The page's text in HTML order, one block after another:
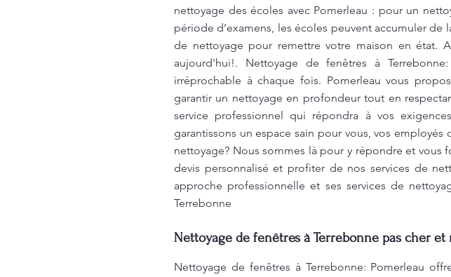
nettoyage des écoles avec Pomerleau : pour un
période d’examens, les écoles peuvent accumuler
de nettoyage pour remettre votre maison en état.
aujourd'hui!. Nettoyage de fenêtres à
irréprochable à chaque fois. Pomerleau vous
garantir un nettoyage en profondeur tout en
service professionnel qui répondra à vos
garantissons un espace sain pour vous, vos
nettoyage? Nous sommes là pour y répondre et vous
devis personnalisé et profiter de nos services de
approche professionnelle et ses services de
Terrebonne
Nettoyage de fenêtres à Terrebonne pas cher
Nettoyage de fenêtres à Terrebonne: Pomerleau